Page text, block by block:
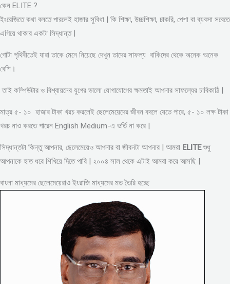
কেন ELITE ?
ইংরেজিতে কথা বলতে পারলেই হাজার সুবিধা | কি শিক্ষা, উচ্চশিক্ষা, চাকরি, পেশা বা ব্যবসা সবেতে
এগিয়ে থাকার একটা সিদ্ধান্ত |
গোটা পৃথিবীতেই যারা তাকে মেনে নিয়েছে দেখুন তাদের সাফল্য বাকিদের থেকে অনেক অনেক
বেশি।
তাই কম্পিউটার ও বিশ্বায়নের যুগের ভালো যোগাযোগের ক্ষমতাই আপনার সাফল্যের চাবিকাঠি |
মাত্র ৫- ১০ হাজার টাকা খরচ করলেই ছেলেমেয়েদের জীবন বদলে যেতে পারে, ৫- ১০ লক্ষ টাকা
খরচ নাও করতে পারেন English Medium-এ ভর্তি না করে |
সিদ্ধান্তটা কিন্তু আপনার, ছেলেমেয়েও আপনার বা জীবনটা আপনার | আমরা ELITEশুধু
আপনাকে হাত ধরে শিখিয়ে দিতে পারি | ২০০৪ সাল থেকে এটাই আমরা করে আসছি |
বাংলা মাধ্যমের ছেলেমেয়েরাও ইংরাজি মাধ্যমের মত তৈরি হচ্ছে